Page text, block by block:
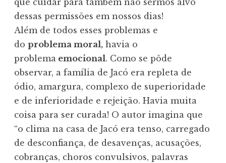
que cuidar para também não sermos alvo
dessas permissões em nossos dias!
Além de todos esses problemas e
do problema moral, havia o
problema emocional. Como se pôde
observar, a família de Jacó era repleta de
ódio, amargura, complexo de superioridade
e de inferioridade e rejeição. Havia muita
coisa para ser curada! O autor imagina que
“o clima na casa de Jacó era tenso, carregado
de desconfiança, de desavenças, acusações,
cobranças, choros convulsivos, palavras